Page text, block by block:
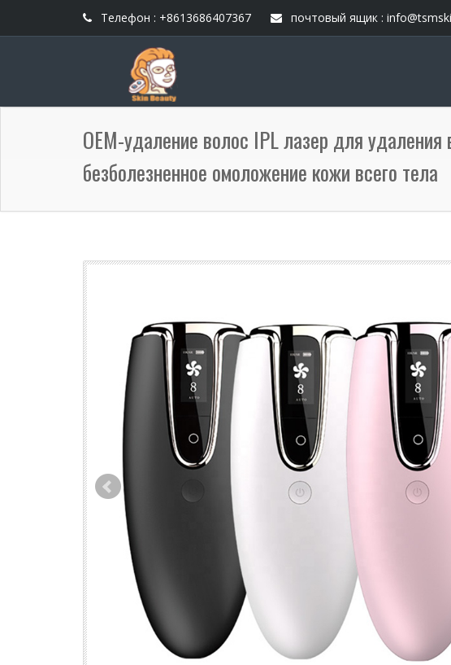
Телефон : +8613686407367 почтовый ящик :
OEM-удаление волос IPL лазер для удаления
безболезненное омоложение кожи всего тела